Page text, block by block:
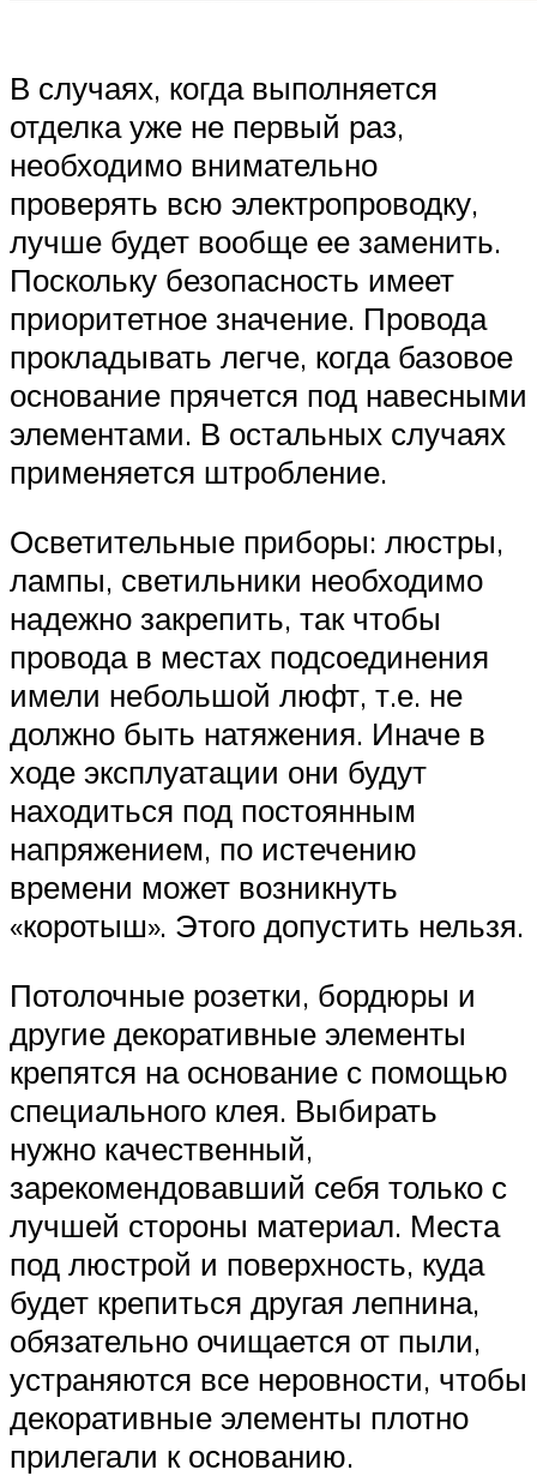
В случаях, когда выполняется
отделка уже не первый раз,
необходимо внимательно
проверять всю электропроводку,
лучше будет вообще ее заменить.
Поскольку безопасность имеет
приоритетное значение. Провода
прокладывать легче, когда базовое
основание прячется под навесными
элементами. В остальных случаях
применяется штробление.
Осветительные приборы: люстры,
лампы, светильники необходимо
надежно закрепить, так чтобы
провода в местах подсоединения
имели небольшой люфт, т.е. не
должно быть натяжения. Иначе в
ходе эксплуатации они будут
находиться под постоянным
напряжением, по истечению
времени может возникнуть
«коротыш». Этого допустить нельзя.
Потолочные розетки, бордюры и
другие декоративные элементы
крепятся на основание с помощью
специального клея. Выбирать
нужно качественный,
зарекомендовавший себя только с
лучшей стороны материал. Места
под люстрой и поверхность, куда
будет крепиться другая лепнина,
обязательно очищается от пыли,
устраняются все неровности, чтобы
декоративные элементы плотно
прилегали к основанию.